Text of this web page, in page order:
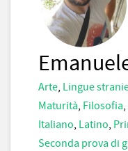
Arte, Lingue
Maturità, Filosofia,
Italiano, Latino,
Seconda prova di